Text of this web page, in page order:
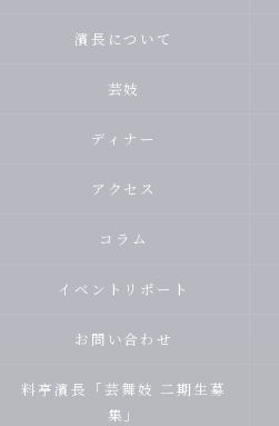
濱長について
芸妓
ディナー
アクセス
コラム
イベントリポート
お問い合わせ
料亭濱長「芸舞妓 二期生募
集」